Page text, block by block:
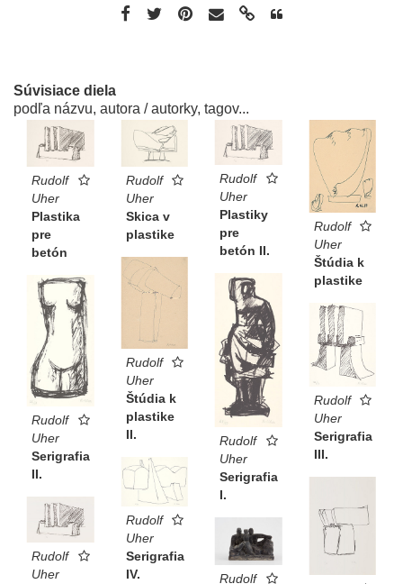
Súvisiace diela
podľa názvu, autora / autorky, tagov...
Rudolf
Uher
Plastika
pre
betón
Rudolf
Uher
Skica v
plastike
Rudolf
Uher
Plastiky
pre
betón II.
Rudolf
Uher
Štúdia k
plastike
Rudolf
Uher
Štúdia k
plastike
II.
Rudolf
Uher
Serigrafia
I.
Rudolf
Uher
Serigrafia
II.
Rudolf
Uher
Serigrafia
III.
Rudolf
Uher
Serigrafia
IV.
Rudolf
Uher
Rudolf